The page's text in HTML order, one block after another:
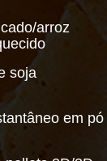
arroz
soja
em pó